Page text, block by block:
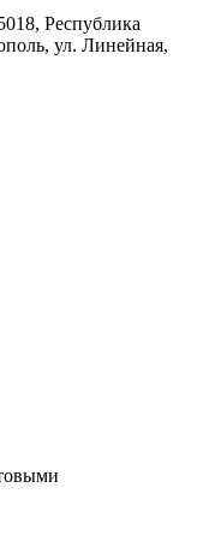
Республика
ул. Линейная,